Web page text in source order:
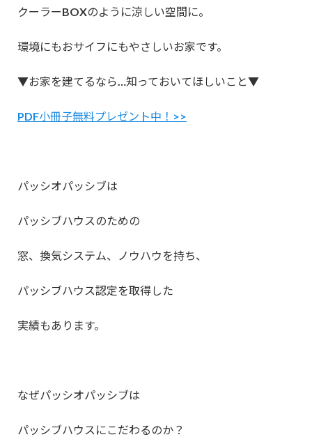
クーラーBOXのように涼しい空間に。
環境にもおサイフにもやさしいお家です。
▼お家を建てるなら…知っておいてほしいこと▼
PDF小冊子無料プレゼント中！>>
パッシオパッシブは
パッシブハウスのための
窓、換気システム、ノウハウを持ち、
パッシブハウス認定を取得した
実績もあります。
なぜパッシオパッシブは
パッシブハウスにこだわるのか？